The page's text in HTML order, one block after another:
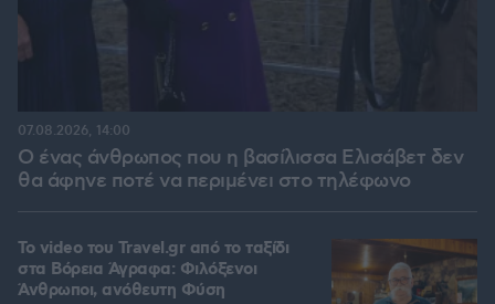
Ο ένας άνθρωπος που η βασίλισσα Ελισάβετ δεν
θα άφηνε ποτέ να περιμένει στο τηλέφωνο
07.08.2026, 14:00
To video του Travel.gr από το ταξίδι
στα Βόρεια Άγραφα: Φιλόξενοι
Άνθρωποι, ανόθευτη Φύση